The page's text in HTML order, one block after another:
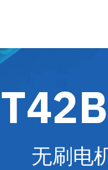
无刷电